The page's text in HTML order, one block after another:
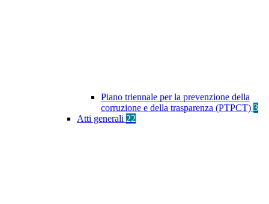
Piano triennale per la prevenzione della
corruzione e della trasparenza (PTPCT) 3
Atti generali 22